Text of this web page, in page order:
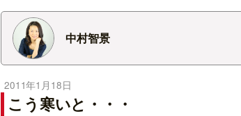
中村智景
2011年1月18日
こう寒いと・・・